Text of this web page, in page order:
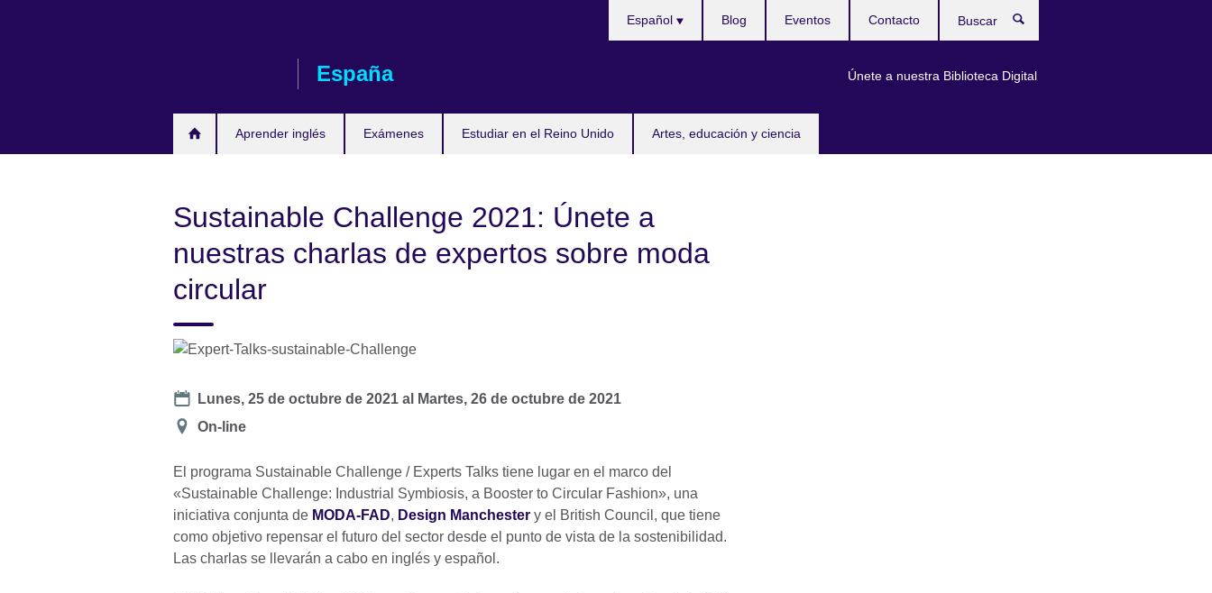
España
Aprender inglés Exámenes Estudiar en el Reino Unido Artes, educación y ciencia
idioma
Español
Únete a nuestra Biblioteca Digital
Blog Eventos Contacto
Sustainable Challenge 2021: Únete a
nuestras charlas de expertos sobre moda
circular
Date
Lunes, 25 de octubre de 2021 al
Martes, 26 de octubre de 2021
Ubicación
On-line
El programa Sustainable Challenge / Experts Talks tiene lugar en el marco del
«Sustainable Challenge: Industrial Symbiosis, a Booster to Circular Fashion», una
iniciativa conjunta de MODA-FAD, Design Manchester y el British Council, que tiene
como objetivo repensar el futuro del sector desde el punto de vista de la sostenibilidad.
Las charlas se llevarán a cabo en inglés y español.